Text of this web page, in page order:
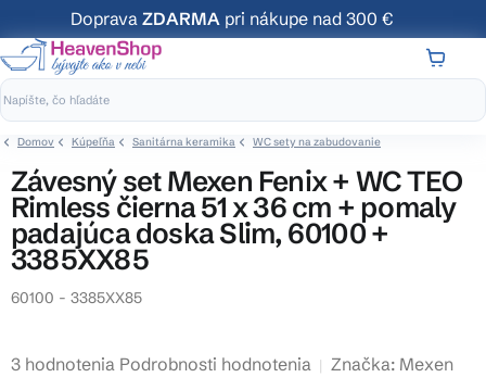
na
obsah
Doprava ZDARMA pri nákupe nad 300 €
Domov Kúpeľňa Sanitárna keramika WC sety na zabudovanie
Závesný set Mexen Fenix + WC TEO
Rimless čierna 51 x 36 cm + pomaly
padajúca doska Slim, 60100 +
3385XX85
60100 - 3385XX85
Priemerné
3 hodnotenia Podrobnosti hodnotenia Značka: Mexen